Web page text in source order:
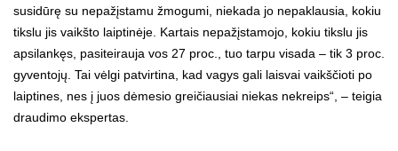
susidūrę su nepažįstamu žmogumi, niekada jo nepaklausia, kokiu
tikslu jis vaikšto laiptinėje. Kartais nepažįstamojo, kokiu tikslu jis
apsilankęs, pasiteirauja vos 27 proc., tuo tarpu visada – tik 3 proc.
gyventojų. Tai vėlgi patvirtina, kad vagys gali laisvai vaikščioti po
laiptines, nes į juos dėmesio greičiausiai niekas nekreips“, – teigia
draudimo ekspertas.